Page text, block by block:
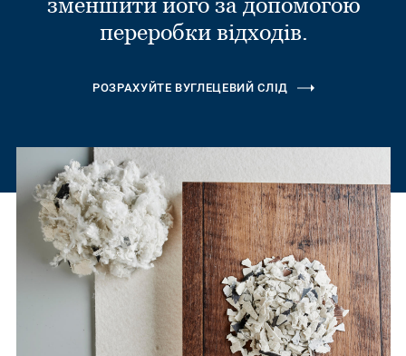
переробки відходів.
РОЗРАХУЙТЕ ВУГЛЕЦЕВИЙ СЛІД